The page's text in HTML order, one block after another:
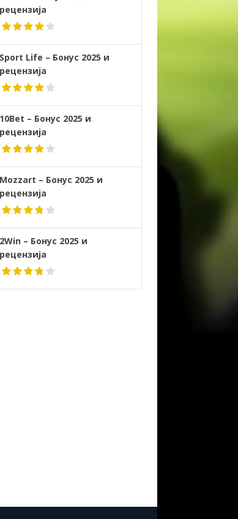
рецензија
Sport Life – Бонус 2025 и
рецензија
10Bet – Бонус 2025 и
рецензија
Mozzart – Бонус 2025 и
рецензија
2Win – Бонус 2025 и
рецензија